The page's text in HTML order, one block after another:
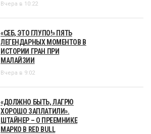
Вчера в 10:22
«СЕБ, ЭТО ГЛУПО!» ПЯТЬ
ЛЕГЕНДАРНЫХ МОМЕНТОВ В
ИСТОРИИ ГРАН ПРИ
МАЛАЙЗИИ
Вчера в 9:02
«ДОЛЖНО БЫТЬ, ЛАГРЮ
ХОРОШО ЗАПЛАТИЛИ».
ШТАЙНЕР – О ПРЕЕМНИКЕ
МАРКО В RED BULL